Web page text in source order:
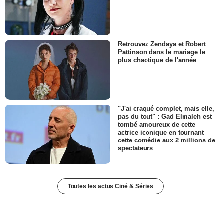
Retrouvez Zendaya et Robert
Pattinson dans le mariage le
plus chaotique de l'année
"J'ai craqué complet, mais elle,
pas du tout" : Gad Elmaleh est
tombé amoureux de cette
actrice iconique en tournant
cette comédie aux 2 millions de
spectateurs
Toutes les actus Ciné & Séries